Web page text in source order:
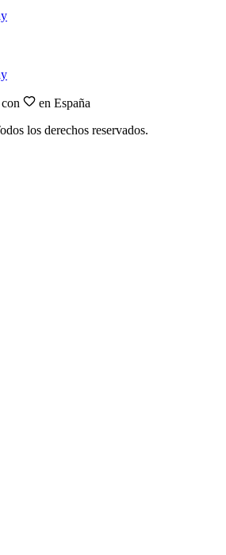
en España
los derechos reservados.